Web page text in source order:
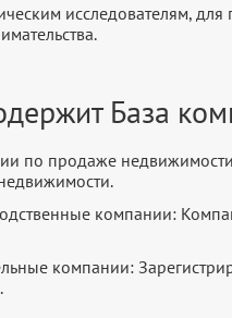
исследователям,
База
по продаже
компании:
компании: